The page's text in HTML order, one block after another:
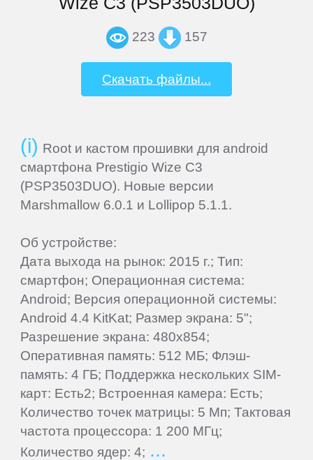
223 157
Скачать файлы...
Root и кастом прошивки для android
смартфона Prestigio Wize C3
(PSP3503DUO). Новые версии
Marshmallow 6.0.1 и Lollipop 5.1.1.
Об устройстве:
Дата выхода на рынок: 2015 г.; Тип:
смартфон; Операционная система:
Android; Версия операционной системы:
Android 4.4 KitKat; Размер экрана: 5";
Разрешение экрана: 480x854;
Оперативная память: 512 МБ; Флэш-
память: 4 ГБ; Поддержка нескольких SIM-
карт: Есть2; Встроенная камера: Есть;
Количество точек матрицы: 5 Мп; Тактовая
частота процессора: 1 200 МГц;
Количество ядер: 4;